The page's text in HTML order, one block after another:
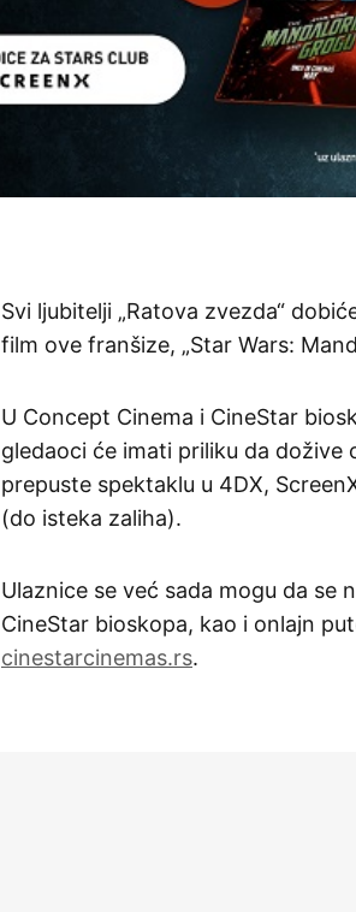
Svi ljubitelji „Ratova zvezda“
film ove franšize, „Star Wars:
U Concept Cinema i CineStar
gledaoci će imati priliku da dožive
prepuste spektaklu u 4DX,
(do isteka zaliha).
Ulaznice se već sada mogu da se
CineStar bioskopa, kao i onlajn
cinestarcinemas.rs.